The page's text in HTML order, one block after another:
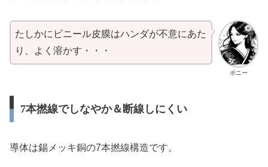
ボニー
たしかにビニール皮膜はハンダが不意にあた
り、よく溶かす・・・
7本撚線でしなやか＆断線しにくい
導体は錫メッキ銅の7本撚線構造です。